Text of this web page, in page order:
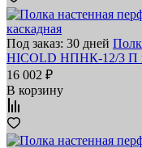
Под заказ: 30 дней
HICOLD НПНК-12/3 П
16 002 ₽
В корзину